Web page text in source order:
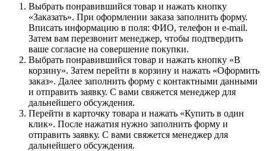
Выбрать понравившийся товар и нажать кнопку
«Заказать». При оформлении заказа заполнить форму.
Вписать информацию в поля: ФИО, телефон и e-mail.
Затем вам перезвонит менеджер, чтобы подтвердить
ваше согласие на совершение покупки.
Выбрать понравившийся товар и нажать кнопку «В
корзину». Затем перейти в корзину и нажать «Оформить
заказ». Далее заполнить форму с контактными данными
и отправить заявку. С вами свяжется менеджер для
дальнейшего обсуждения.
Перейти в карточку товара и нажать «Купить в один
клик». После нажатия нужно заполнить форму и
отправить заявку. С вами свяжется менеджер для
дальнейшего обсуждения.